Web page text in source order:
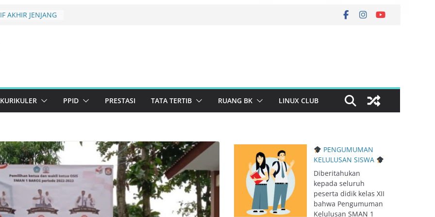
AKHIR JENJANG
2026 SMAN
Konservasi
2026 Resmi
CREATIVE
PPID PRESTASI TATA TERTIB RUANG BK LINUX CLUB
PENGUMUMAN
KELULUSAN SISWA
Diberitahukan
kepada seluruh
peserta didik kelas XII
bahwa Pengumuman
Kelulusan SMAN 1